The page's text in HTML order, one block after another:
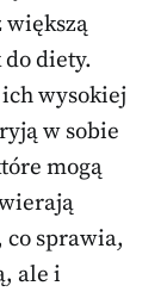
większą
diety.
wysokiej
w sobie
mogą
sprawia,
ale i